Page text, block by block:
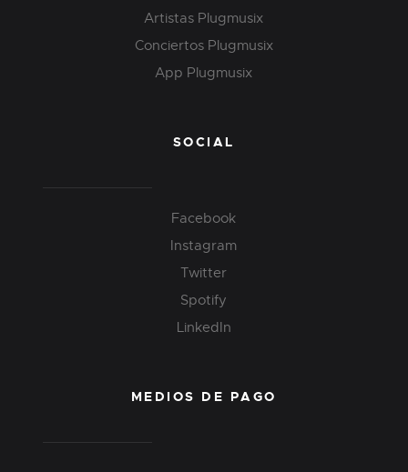
Artistas Plugmusix
Conciertos Plugmusix
App Plugmusix
SOCIAL
Facebook
Instagram
Twitter
Spotify
LinkedIn
MEDIOS DE PAGO